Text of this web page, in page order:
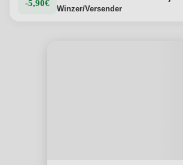
-5,90€
Winzer/Versender